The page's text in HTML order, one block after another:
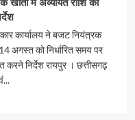
कार्यालय ने बजट नियंत्रक
अगस्त को निर्धारित समय पर
करने निर्देश रायपुर । छत्तीसगढ़